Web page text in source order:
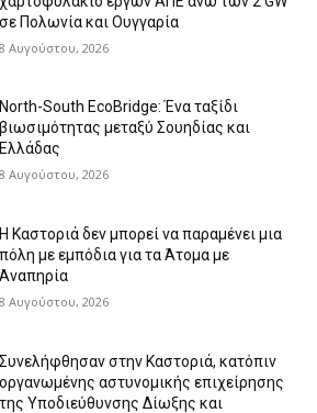
σε Πολωνία και Ουγγαρία
8 Αυγούστου, 2026
North-South EcoBridge: Ένα ταξίδι
βιωσιμότητας μεταξύ Σουηδίας και
Ελλάδας
8 Αυγούστου, 2026
Η Καστοριά δεν μπορεί να παραμένει μια
πόλη με εμπόδια για τα Άτομα με
Αναπηρία
8 Αυγούστου, 2026
Συνελήφθησαν στην Καστοριά, κατόπιν
οργανωμένης αστυνομικής επιχείρησης
της Υποδιεύθυνσης Δίωξης και